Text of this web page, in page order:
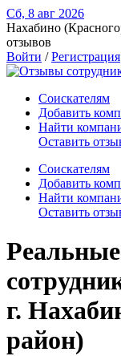
Сб, 8 авг 2026
Нахабино
отзывов
Войти /Регистрация
Соискателям
Добавить
Найти
Оставить
Соискателям
Добавить
Найти
Оставить
г.
район)